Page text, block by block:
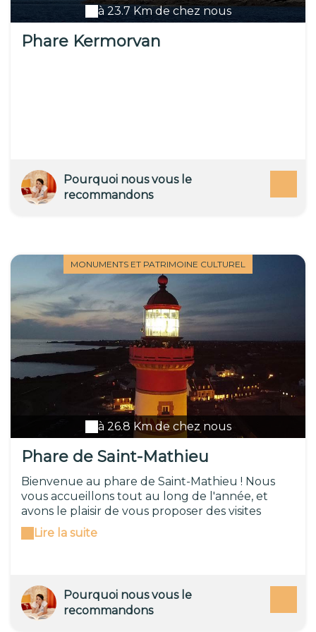
à 23.7 Km de chez nous
Phare Kermorvan
Pourquoi nous vous le
recommandons
MONUMENTS ET PATRIMOINE CULTUREL
à 26.8 Km de chez nous
Phare de Saint-Mathieu
Bienvenue au phare de Saint-Mathieu ! Nous
vous accueillons tout au long de l'année, et
avons le plaisir de vous proposer des visites
commentées avec nos médiateurs, tout là-haut,
sur le chemin de ronde. Nous prenons aussi le
les 163 marches de ce géant de granit construit
sur un magnifique éperon rocheux et admirez
face à vous un panorama exceptionnel. De la
Lire la suite
Pourquoi nous vous le
recommandons